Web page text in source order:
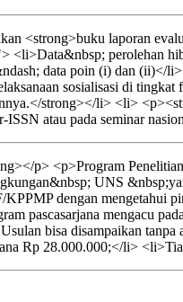
laporan
perolehan
data poin (i) dan (ii)</
sosialisasi di
strong></li> <li>
atau pada seminar
p> <p>Program
UNS
dengan mengetahui
pascasarjana mengacu
bisa disampaikan
Rp 28.000.000;</li>